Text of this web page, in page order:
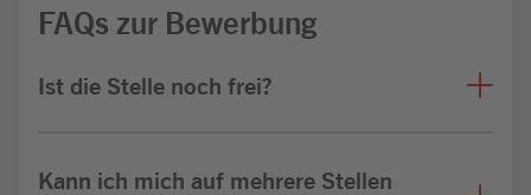
FAQs zur Bewerbung
Ist die Stelle noch frei?
Kann ich mich auf mehrere Stellen